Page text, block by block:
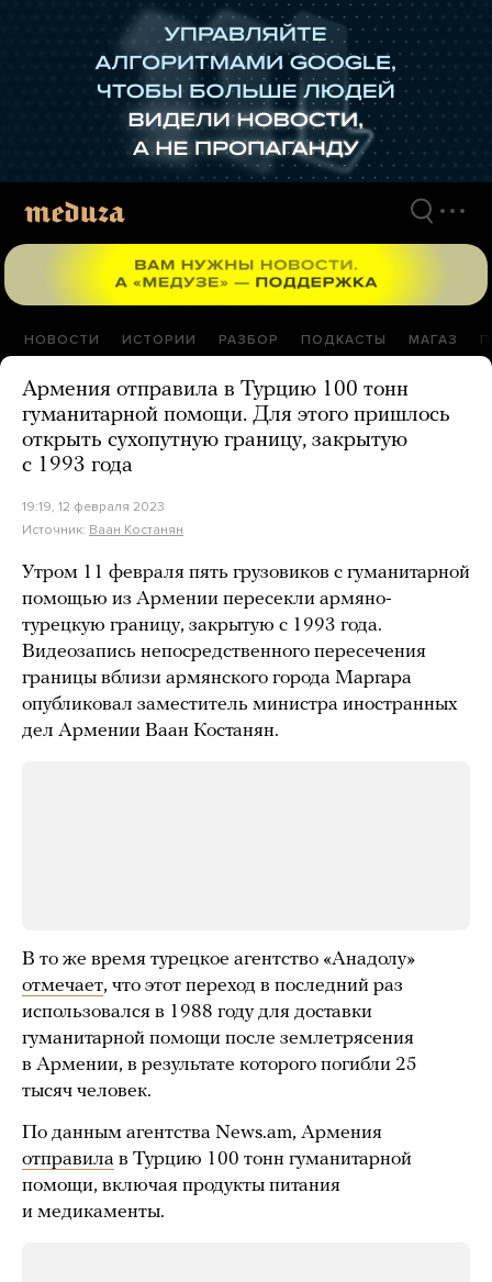
НОВОСТИ ИСТОРИИ РАЗБОР ПОДКАСТЫ МАГАЗ
Армения отправила в Турцию 100 тонн
гуманитарной помощи. Для этого пришлось
открыть сухопутную границу, закрытую
с 1993 года
19:19, 12 февраля 2023
Источник: Ваан Костанян
Утром 11 февраля пять грузовиков с гуманитарной
помощью из Армении пересекли армяно-
турецкую границу, закрытую с 1993 года.
Видеозапись непосредственного пересечения
границы вблизи армянского города Маргара
опубликовал заместитель министра иностранных
дел Армении Ваан Костанян.
В то же время турецкое агентство «Анадолу»
отмечает, что этот переход в последний раз
использовался в 1988 году для доставки
гуманитарной помощи после землетрясения
в Армении, в результате которого погибли 25
тысяч человек.
По данным агентства News.am, Армения
отправила в Турцию 100 тонн гуманитарной
помощи, включая продукты питания
и медикаменты.